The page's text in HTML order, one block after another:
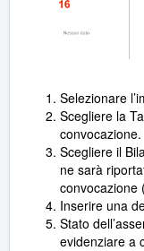
Selezionare
Scegliere la
convocazione.
Scegliere il
ne sarà
convocazione
Inserire una
Stato
evidenziare a